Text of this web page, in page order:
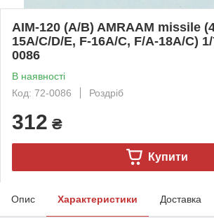
AIM-120 (A/B) AMRAAM missile
15A/C/D/E, F-16A/C, F/A-18A/C)
0086
В наявності
Код: 72-0086
Роздріб
312 ₴
Купити
Опис Характеристики Доставка